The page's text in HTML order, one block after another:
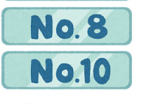
現る♡♡♡♡
【画像】ロシアの18号コスプレイヤーさんが本物以上！！！！！！⇒！！